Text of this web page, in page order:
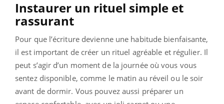
Instaurer un rituel simple et
rassurant
Pour que l’écriture devienne une habitude bienfaisante,
il est important de créer un rituel agréable et régulier. Il
peut s’agir d’un moment de la journée où vous vous
sentez disponible, comme le matin au réveil ou le soir
avant de dormir. Vous pouvez aussi préparer un